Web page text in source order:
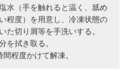
水（手を触れると温く、舐め
程度）を用意し、冷凍状態の
た切り屑等を手洗いする。
を拭き取る。
程度かけて解凍。